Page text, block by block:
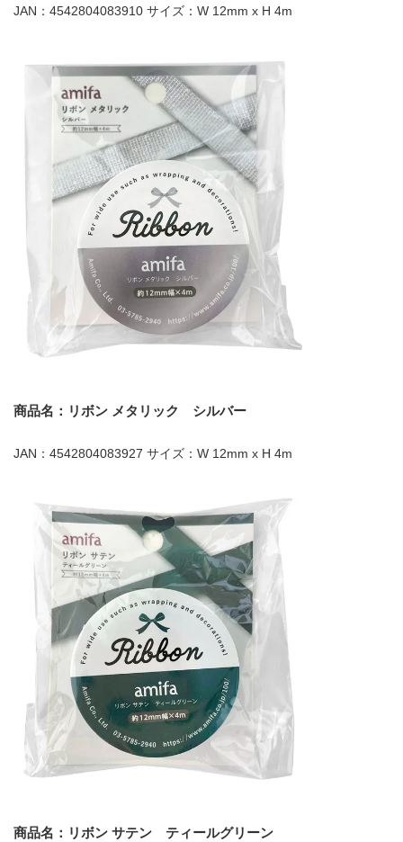
JAN：4542804083910 サイズ：W 12mm x H 4m
商品名：リボン メタリック シルバー
JAN：4542804083927 サイズ：W 12mm x H 4m
商品名：リボン サテン ティールグリーン